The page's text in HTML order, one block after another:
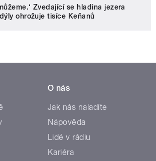
Zvedající se hladina jezera
ohrožuje tisíce Keňanů
O nás
Jak nás naladíte
Nápověda
Lidé v rádiu
Kariéra